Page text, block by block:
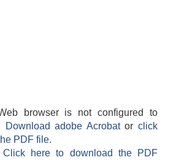
browser is not configured to
Download adobe Acrobatorclick
PDF file.
Click here to download the PDF